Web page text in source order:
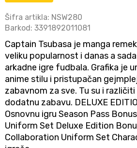
Šifra artikla: NSW280
Barkod: 3391892011081
Captain Tsubasa je manga
veliku popularnost i danas a
arkadne igre fudbala. Grafika je
anime stilu i pristupačan
zabavnom za sve. Tu su i
dodatnu zabavu. DELUXE
Osnovnu igru Season Pass
Uniform Set Deluxe Edition
Collaboration Uniform Set